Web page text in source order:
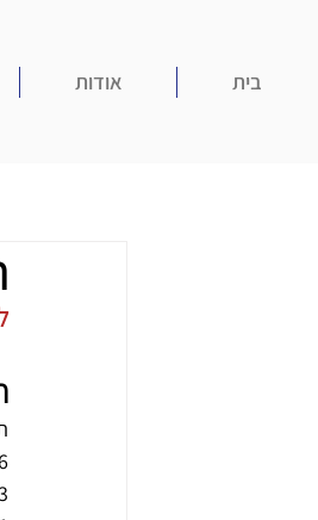
בית אודות